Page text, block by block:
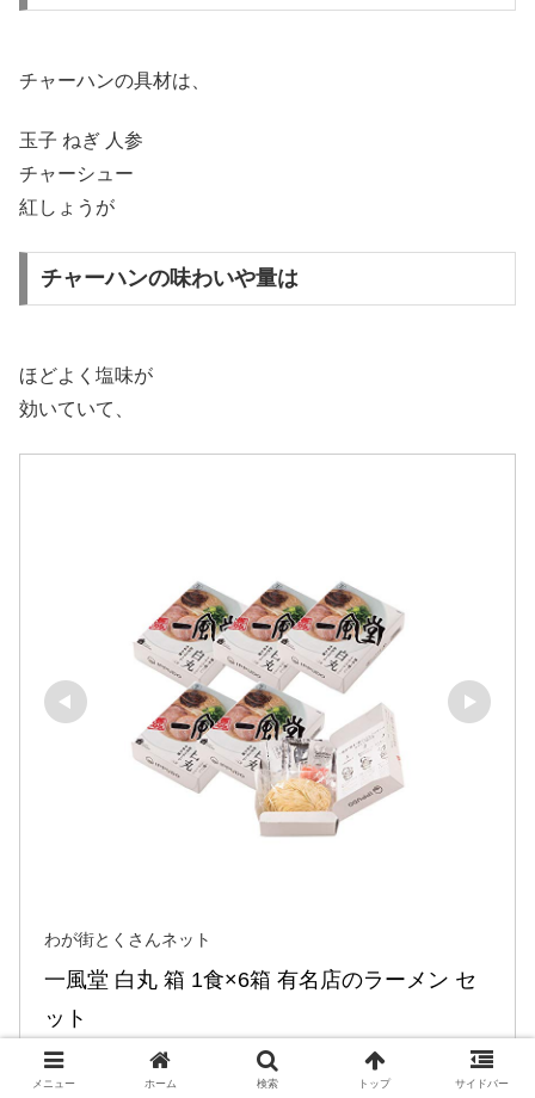
チャーハンの具材は、
玉子 ねぎ 人参
チャーシュー
紅しょうが
チャーハンの味わいや量は
ほどよく塩味が
効いていて、
わが街とくさんネット
一風堂 白丸 箱 1食×6箱 有名店のラーメン セ
ット
2021400015
メニュー ホーム 検索 トップ サイドバー